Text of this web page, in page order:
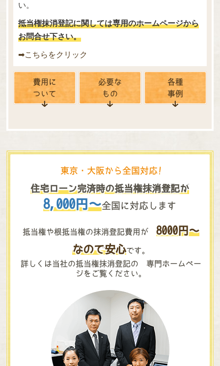
い。
抵当権抹消登記に関しては専用のホームページから
お問合せ下さい。
➡こちらをクリック
費用に
ついて
必要な
もの
各種
事例
東京・大阪から全国対応!
住宅ローン完済時の抵当権抹消登記が
8,000円～全国に対応します
抵当権や根抵当権の抹消登記費用が8000円～
なので安心です。
詳しくは当社の抵当権抹消登記の 専門ホームペー
ジをご覧ください。